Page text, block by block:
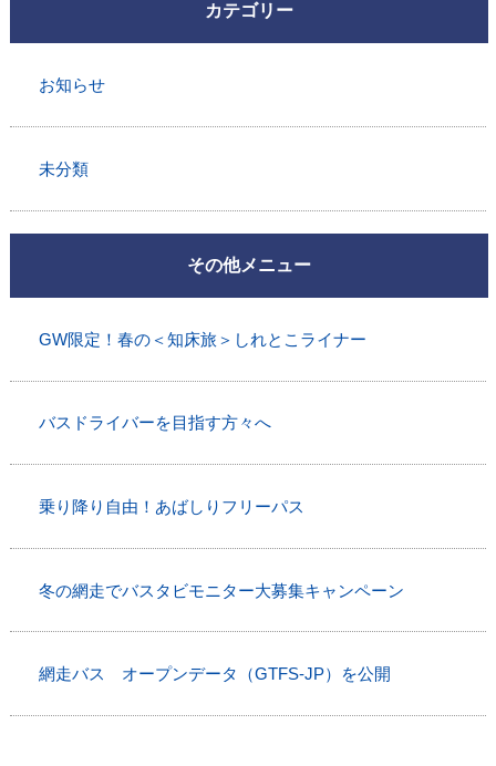
カテゴリー
お知らせ
未分類
その他メニュー
GW限定！春の＜知床旅＞しれとこライナー
バスドライバーを目指す方々へ
乗り降り自由！あばしりフリーパス
冬の網走でバスタビモニター大募集キャンペーン
網走バス オープンデータ（GTFS-JP）を公開